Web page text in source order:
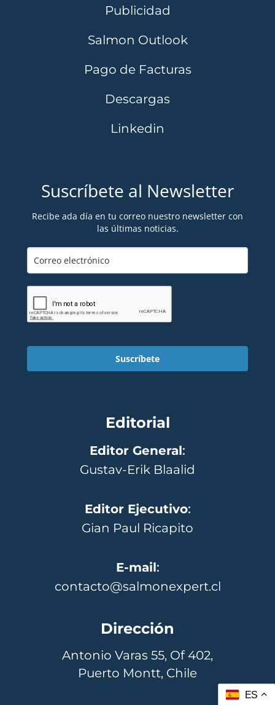
Publicidad
Salmon Outlook
Pago de Facturas
Descargas
Linkedin
Suscríbete al Newsletter
Recibe ada día en tu correo nuestro newsletter con
las últimas noticias.
Suscríbete
Editorial
Editor General:
Gustav-Erik Blaalid
Editor Ejecutivo:
Gian Paul Ricapito
E-mail:
contacto@salmonexpert.cl
Dirección
Antonio Varas 55, Of 402,
Puerto Montt, Chile
ES